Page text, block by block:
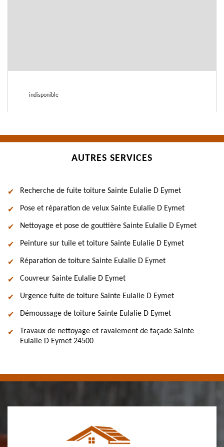
indisponible
AUTRES SERVICES
Recherche de fuite toiture Sainte Eulalie D Eymet
Pose et réparation de velux Sainte Eulalie D Eymet
Nettoyage et pose de gouttière Sainte Eulalie D Eymet
Peinture sur tuile et toiture Sainte Eulalie D Eymet
Réparation de toiture Sainte Eulalie D Eymet
Couvreur Sainte Eulalie D Eymet
Urgence fuite de toiture Sainte Eulalie D Eymet
Démoussage de toiture Sainte Eulalie D Eymet
Travaux de nettoyage et ravalement de façade Sainte
Eulalie D Eymet 24500